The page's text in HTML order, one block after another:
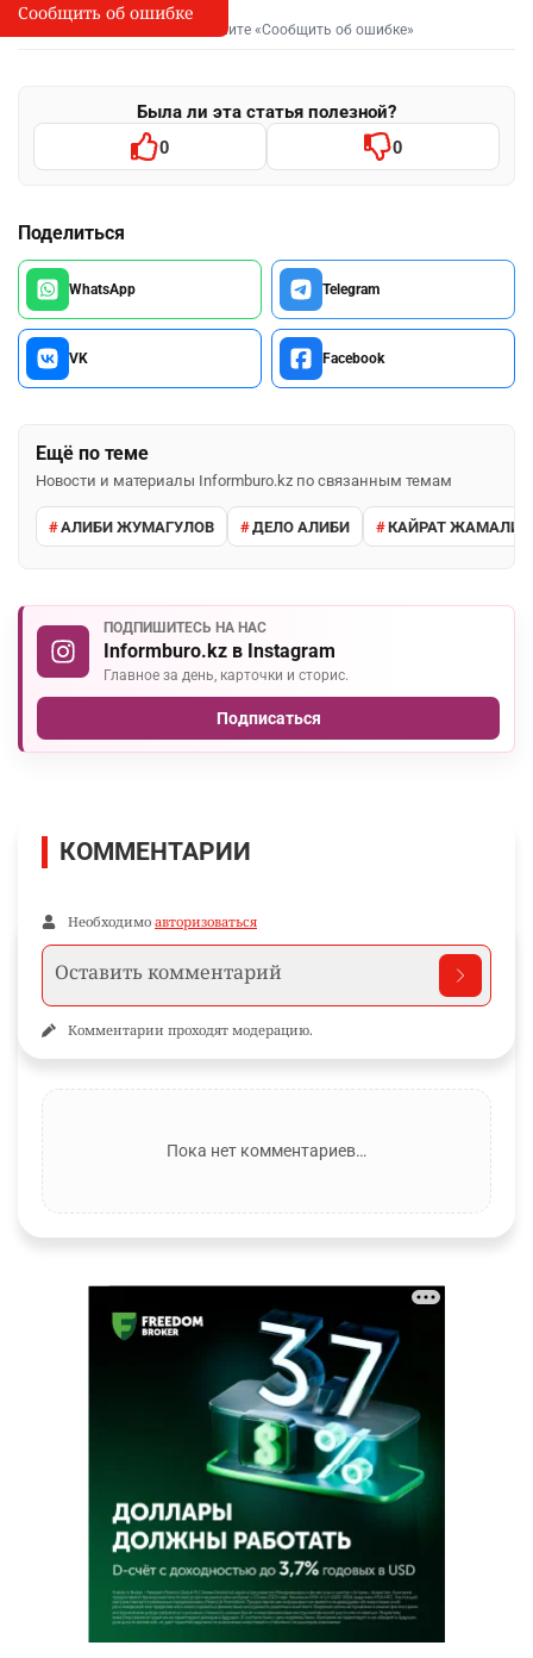
I
Сообщить об опечатке
Выделите фрагмент и нажмите «Сообщить об ошибке»
Была ли эта статья полезной?
0 0
Поделиться
WhatsApp Telegram
VK Facebook
Ещё по теме
Новости и материалы Informburo.kz по связанным темам
АЛИБИ ЖУМАГУЛОВ ДЕЛО АЛИБИ КАЙРАТ
ПОДПИШИТЕСЬ НА НАС
Informburo.kz в Instagram
Главное за день, карточки и сторис.
Подписаться
Сообщить об ошибке
КОММЕНТАРИИ
Необходимо авторизоваться
Комментарии проходят модерацию.
Пока нет комментариев…